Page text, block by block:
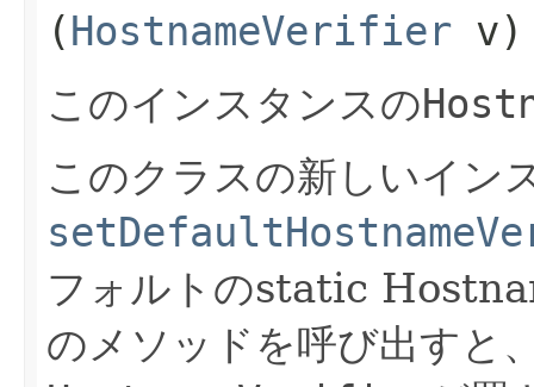
(HostnameVerifier v)
このインスタンスの
このクラスの新しいイン
フォルトのstatic
のメソッドを呼び出すと